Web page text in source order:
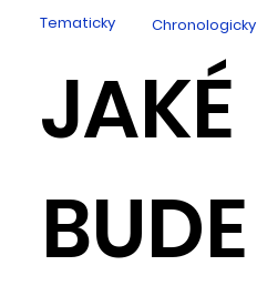
JAKÉ
BUDE
Tematicky Chronologicky